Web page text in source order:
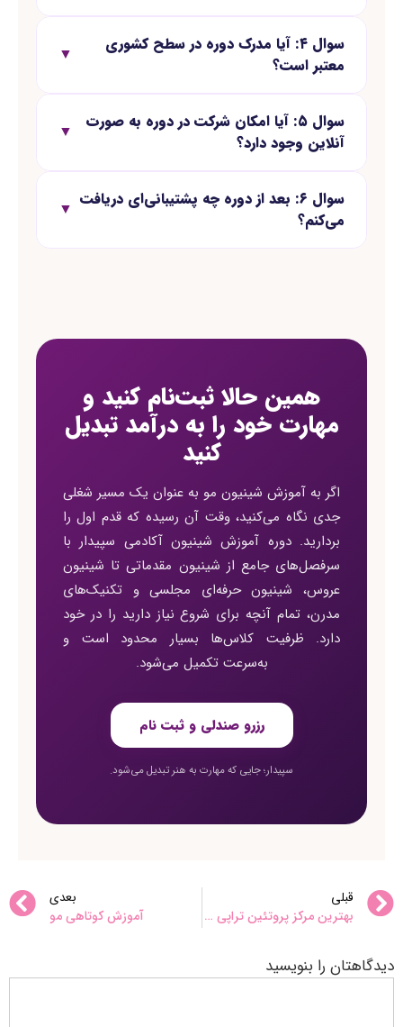
سوال ۴: آیا مدرک دوره در سطح کشوری
معتبر است؟
▼
سوال ۵: آیا امکان شرکت در دوره به صورت
آنلاین وجود دارد؟
▼
سوال ۶: بعد از دوره چه پشتیبانی‌ای دریافت
می‌کنم؟
▼
همین حالا ثبت‌نام کنید و
مهارت خود را به درآمد تبدیل
کنید
اگر به آموزش شینیون مو به عنوان یک مسیر شغلی
جدی نگاه می‌کنید، وقت آن رسیده که قدم اول را
بردارید. دوره آموزش شینیون آکادمی سپیدار با
سرفصل‌های جامع از شینیون مقدماتی تا شینیون
عروس، شینیون حرفه‌ای مجلسی و تکنیک‌های
مدرن، تمام آنچه برای شروع نیاز دارید را در خود
دارد. ظرفیت کلاس‌ها بسیار محدود است و
به‌سرعت تکمیل می‌شود.
رزرو صندلی و ثبت نام
سپیدار؛ جایی که مهارت به هنر تبدیل می‌شود.
قبلی
بهترین مرکز پروتئین تراپی مو در تهران
بعدی
آموزش کوتاهی مو
دیدگاهتان را بنویسید